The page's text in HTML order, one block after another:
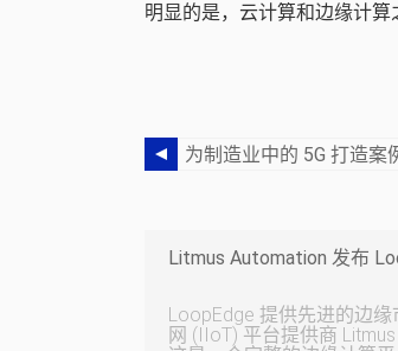
明显的是，云计算和边缘计
为制造业中的 5G 打造案
Litmus Automation 发布
LoopEdge 提供先进的边缘市
网 (IIoT) 平台提供商